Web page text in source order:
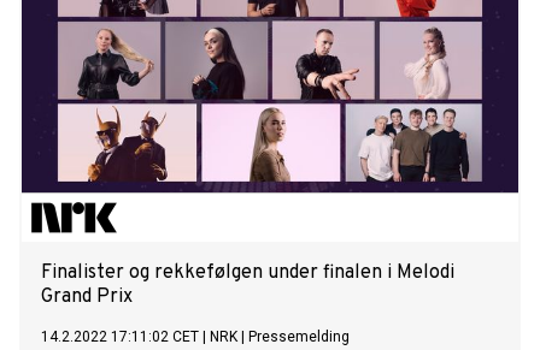
Finalister og rekkefølgen under finalen i Melodi
Grand Prix
14.2.2022 17:11:02 CET NRK Pressemelding